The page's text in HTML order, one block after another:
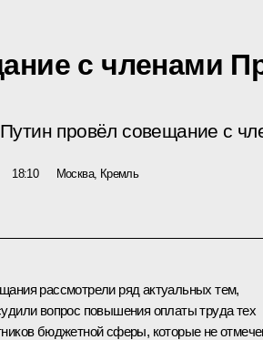
с членами
провёл совещание с
18:10 Москва, Кремль
рассмотрели ряд актуальных тем,
вопрос повышения оплаты труда тех
бюджетной сферы, которые не